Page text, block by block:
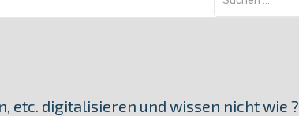
nach:
etc. digitalisieren und wissen nicht wie ?